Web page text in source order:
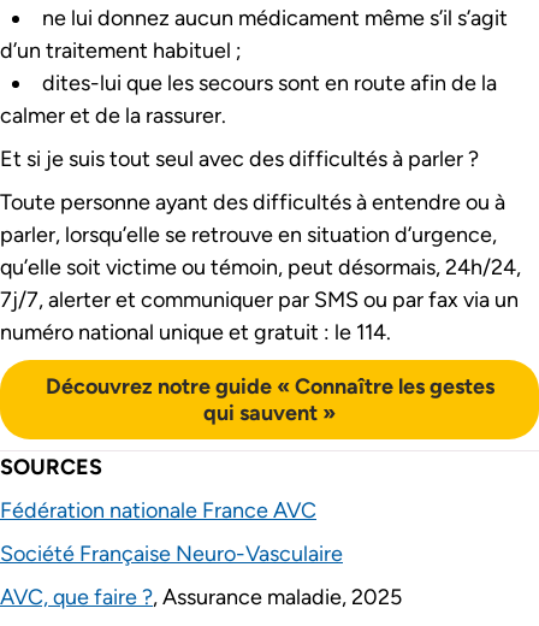
ne lui donnez aucun médicament même s’il s’agit
d’un traitement habituel ;
dites-lui que les secours sont en route afin de la
calmer et de la rassurer.
Et si je suis tout seul avec des difficultés à parler ?
Toute personne ayant des difficultés à entendre ou à
parler, lorsqu’elle se retrouve en situation d’urgence,
qu’elle soit victime ou témoin, peut désormais, 24h/24,
7j/7, alerter et communiquer par SMS ou par fax via un
numéro national unique et gratuit : le 114.
Découvrez notre guide « Connaître les gestes
qui sauvent »
SOURCES
Fédération nationale France AVC
Société Française Neuro-Vasculaire
AVC, que faire ?, Assurance maladie, 2025